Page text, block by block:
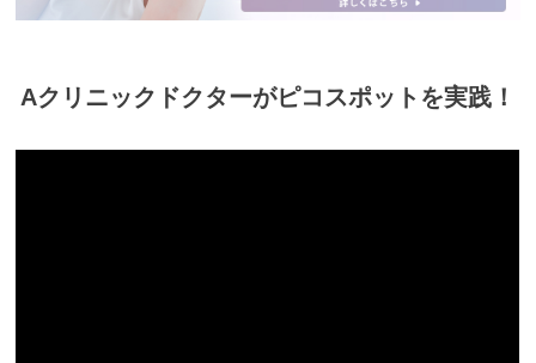
Aクリニックドクターがピコスポットを実践！